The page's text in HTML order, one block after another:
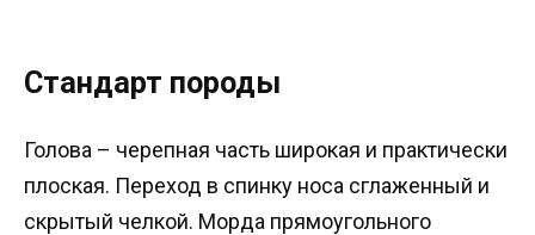
Стандарт породы
Голова – черепная часть широкая и практически
плоская. Переход в спинку носа сглаженный и
скрытый челкой. Морда прямоугольного